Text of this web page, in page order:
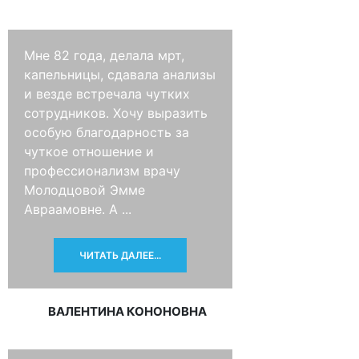
Мне 82 года, делала мрт,
капельницы, сдавала анализы
и везде встречала чутких
сотрудников. Хочу выразить
особую благодарность за
чуткое отношение и
профессионализм врачу
Молодцовой Эмме
Авраамовне. А ...
ЧИТАТЬ ДАЛЕЕ...
ВАЛЕНТИНА КОНОНОВНА